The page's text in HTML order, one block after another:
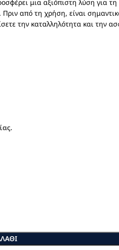
μια αξιόπιστη λύση για
από τη χρήση, είναι
την καταλληλότητα και την